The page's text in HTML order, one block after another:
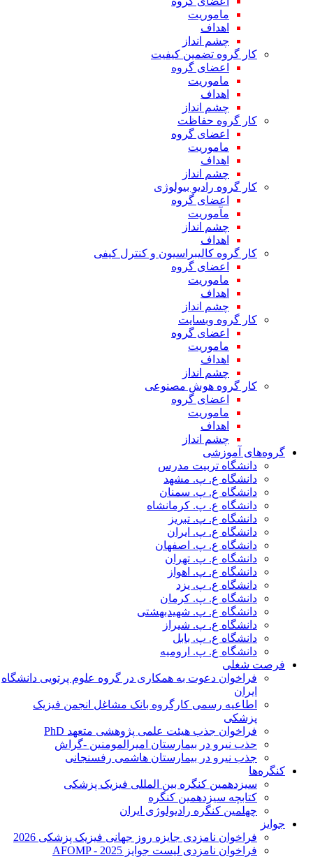
ماموریت
اهداف
چشم انداز
کار گروه تضمین کیفیت
اعضای گروه
ماموریت
اهداف
چشم انداز
کار گروه حفاظت
اعضای گروه
ماموریت
اهداف
چشم انداز
کار گروه رادیو بیولوژی
اعضای گروه
مآموریت
چشم انداز
اهداف
کار گروه کالیبراسیون و کنترل کیفی
اعضای گروه
ماموریت
اهداف
چشم انداز
کار گروه وبسایت
اعضای گروه
ماموریت
اهداف
چشم انداز
کار گروه هوش مصنوعی
اعضای گروه
ماموریت
اهداف
چشم انداز
گروه‌های آموزشی
دانشگاه تربیت مدرس
دانشگاه ع. پ. مشهد
دانشگاه ع. پ. سمنان
دانشگاه ع. پ. کرمانشاه
دانشگاه ع. پ. تبریز
دانشگاه ع. پ. ایران
دانشگاه ع. پ. اصفهان
دانشگاه ع. پ. تهران
دانشگاه ع. پ. اهواز
دانشگاه ع. پ. یزد
دانشگاه ع. پ. کرمان
دانشگاه ع. پ. شهید‌بهشتی
دانشگاه ع. پ. شیراز
دانشگاه ع. پ. بابل
دانشگاه ع. پ. ارومیه
فرصت شغلی
فراخوان دعوت به همکاری در گروه علوم پرتویی دانشگاه
ایران
اطاعیه رسمی کارگروه بانک مشاغل انجمن فیزیک
پزشکی
فراخوان جذب هیئت علمی پژوهشی متعهد PhD
حذب نیرو در بیمارستان امیرالمومنین -گراش
جذب نیرو در بیمارستان هاشمی رفسنجانی
کنگره‌ها
سیزدهمین کنگره بین المللی فیزیک پزشکی
کتابچه سیزدهمین کنگره
چهلمین کنگره رادیولوژی ایران
جوایز
فراخوان نامزدی جایزه روز جهانی فیزیک پزشکی 2026
فراخوان نامزدی لیست جوایز AFOMP - 2025